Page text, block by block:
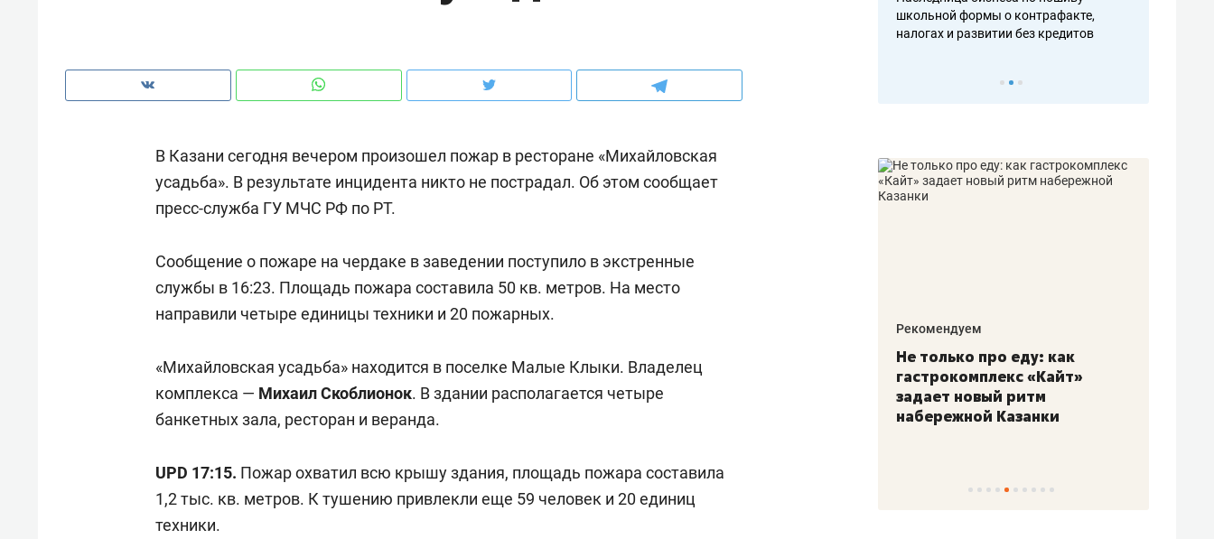
В Казани сегодня вечером произошел пожар в ресторане «Михайловская
усадьба». В результате инцидента никто не пострадал. Об этом сообщает
пресс-служба ГУ МЧС РФ по РТ.
Сообщение о пожаре на чердаке в заведении поступило в экстренные
службы в 16:23. Площадь пожара составила 50 кв. метров. На место
направили четыре единицы техники и 20 пожарных.
«Михайловская усадьба» находится в поселке Малые Клыки. Владелец
комплекса — Михаил Скоблионок. В здании располагается четыре
банкетных зала, ресторан и веранда.
UPD 17:15. Пожар охватил всю крышу здания, площадь пожара составила
1,2 тыс. кв. метров. К тушению привлекли еще 59 человек и 20 единиц
техники.
школьной формы о контрафакте,
налогах и развитии без кредитов
Опыт выживания в дикой
природе, работа
с ментальным и физическим
состоянием как основа
Мексика, рок-концерт
и вагон с чак-чаком: как
в Менделеевске прошла
«Гонка Героев»
«Прорывы случались каждые
30 метров»: как «Водоканал»
лечит подземные артерии
Рекомендуем
Не только про еду: как
гастрокомплекс «Кайт»
задает новый ритм
набережной Казанки